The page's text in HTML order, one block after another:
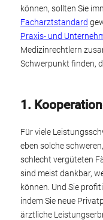
können, sollten Sie
Facharztstandard
Praxis- und
Medizinrechtlern
Schwerpunkt finden,
1.
Für viele
eben solche
schlecht vergüteten
sind meist dankbar,
können. Und Sie
indem Sie neue
ärztliche